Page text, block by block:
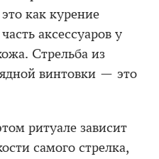
как курение
аксессуаров у
Стрельба из
винтовки — это
ритуале зависит
самого стрелка,